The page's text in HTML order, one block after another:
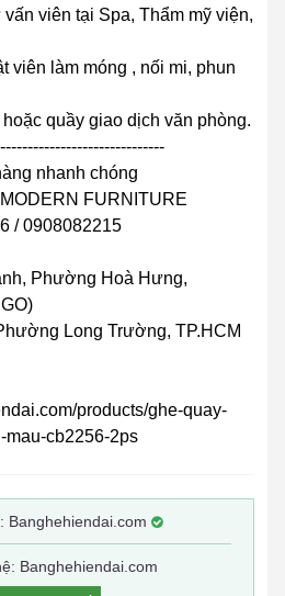
viên tại Spa, Thẩm mỹ viện,
viên làm móng , nối mi, phun
quầy giao dịch văn phòng.
nhanh chóng
FURNITURE
/ 0908082215
Phường Hoà Hưng,
Long Trường, TP.HCM
products/ghe-quay-
mau-cb2256-2ps
Banghehiendai.com
Banghehiendai.com